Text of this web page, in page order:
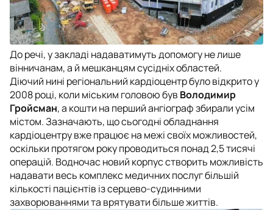
До речі, у закладі надаватимуть допомогу не лише
вінничанам, а й мешканцям сусідніх областей.
Діючий нині регіональний кардіоцентр було відкрито у
2008 році, коли міським головою був Володимир
Гройсман, а кошти на перший ангіограф збирали усім
містом. Зазначають, що сьогодні обладнання
кардіоцентру вже працює на межі своїх можливостей,
оскільки протягом року проводиться понад 2,5 тисячі
операцій. Водночас новий корпус створить можливість
надавати весь комплекс медичних послуг більшій
кількості пацієнтів із серцево-судинними
захворюваннями та врятувати більше життів.